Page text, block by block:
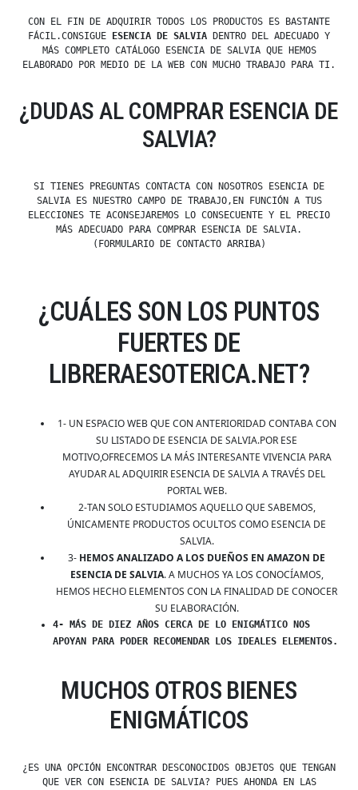
CON EL FIN DE ADQUIRIR TODOS LOS PRODUCTOS ES BASTANTE
FÁCIL.CONSIGUE
ESENCIA DE SALVIA DENTRO DEL ADECUADO Y
MÁS COMPLETO CATÁLOGO ESENCIA DE SALVIA QUE HEMOS
ELABORADO POR MEDIO DE LA WEB CON MUCHO TRABAJO PARA TI.
¿DUDAS AL COMPRAR ESENCIA DE
SALVIA?
SI TIENES PREGUNTAS CONTACTA CON NOSOTROS ESENCIA DE
SALVIA ES NUESTRO CAMPO DE TRABAJO,EN FUNCIÓN A TUS
ELECCIONES TE ACONSEJAREMOS LO CONSECUENTE Y EL PRECIO
MÁS ADECUADO PARA COMPRAR ESENCIA DE SALVIA.
(FORMULARIO DE CONTACTO ARRIBA)
¿CUÁLES SON LOS PUNTOS
FUERTES DE
LIBRERAESOTERICA.NET?
1- UN ESPACIO WEB QUE CON ANTERIORIDAD CONTABA CON
SU LISTADO DE ESENCIA DE SALVIA.POR ESE
MOTIVO,OFRECEMOS LA MÁS INTERESANTE VIVENCIA PARA
AYUDAR AL ADQUIRIR ESENCIA DE SALVIA A TRAVÉS DEL
PORTAL WEB.
2-TAN SOLO ESTUDIAMOS AQUELLO QUE SABEMOS,
ÚNICAMENTE PRODUCTOS OCULTOS COMO ESENCIA DE
SALVIA.
3- HEMOS ANALIZADO A LOS DUEÑOS EN AMAZON DE
ESENCIA DE SALVIA. A MUCHOS YA LOS CONOCÍAMOS,
HEMOS HECHO ELEMENTOS CON LA FINALIDAD DE CONOCER
SU ELABORACIÓN.
4- MÁS DE DIEZ AÑOS CERCA DE LO ENIGMÁTICO NOS
APOYAN PARA PODER RECOMENDAR LOS IDEALES ELEMENTOS.
MUCHOS OTROS BIENES
ENIGMÁTICOS
¿ES UNA OPCIÓN ENCONTRAR DESCONOCIDOS OBJETOS QUE TENGAN
QUE VER CON ESENCIA DE SALVIA? PUES AHONDA EN LAS